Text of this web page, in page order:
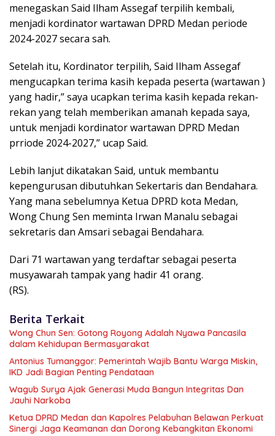
menegaskan Said Ilham Assegaf terpilih kembali,
menjadi kordinator wartawan DPRD Medan periode
2024-2027 secara sah.
Setelah itu, Kordinator terpilih, Said Ilham Assegaf
mengucapkan terima kasih kepada peserta (wartawan )
yang hadir,” saya ucapkan terima kasih kepada rekan-
rekan yang telah memberikan amanah kepada saya,
untuk menjadi kordinator wartawan DPRD Medan
prriode 2024-2027,” ucap Said.
Lebih lanjut dikatakan Said, untuk membantu
kepengurusan dibutuhkan Sekertaris dan Bendahara.
Yang mana sebelumnya Ketua DPRD kota Medan,
Wong Chung Sen meminta Irwan Manalu sebagai
sekretaris dan Amsari sebagai Bendahara.
Dari 71 wartawan yang terdaftar sebagai peserta
musyawarah tampak yang hadir 41 orang.
(RS).
Berita Terkait
Wong Chun Sen: Gotong Royong Adalah Nyawa Pancasila
dalam Kehidupan Bermasyarakat
Antonius Tumanggor: Pemerintah Wajib Bantu Warga Miskin,
IKD Jadi Bagian Penting Pendataan
Wagub Surya Ajak Generasi Muda Bangun Integritas Dan
Jauhi Narkoba
Ketua DPRD Medan dan Kapolres Pelabuhan Belawan Perkuat
Sinergi Jaga Keamanan dan Dorong Kebangkitan Ekonomi